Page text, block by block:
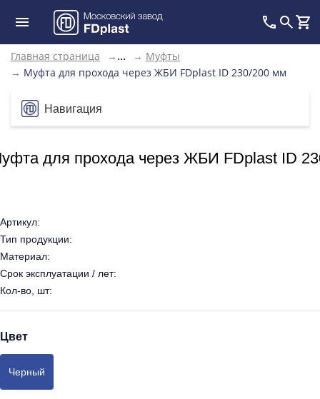
Главная страница → ... → Муфты
→ Муфта для прохода через ЖБИ FDplast ID 230/200 мм
Навигация
для прохода через ЖБИ FDplast ID
Артикул:
Тип продукции:
Материал:
Срок эксплуатации / лет:
Кол-во, шт:
Цвет
Черный